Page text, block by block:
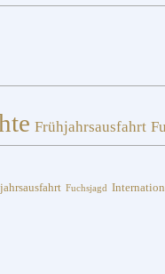
Frühjahrsausfahrt
Fuchsjagd